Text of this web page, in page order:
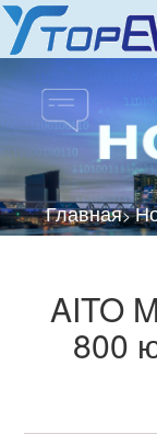
Главная>
AITO
800